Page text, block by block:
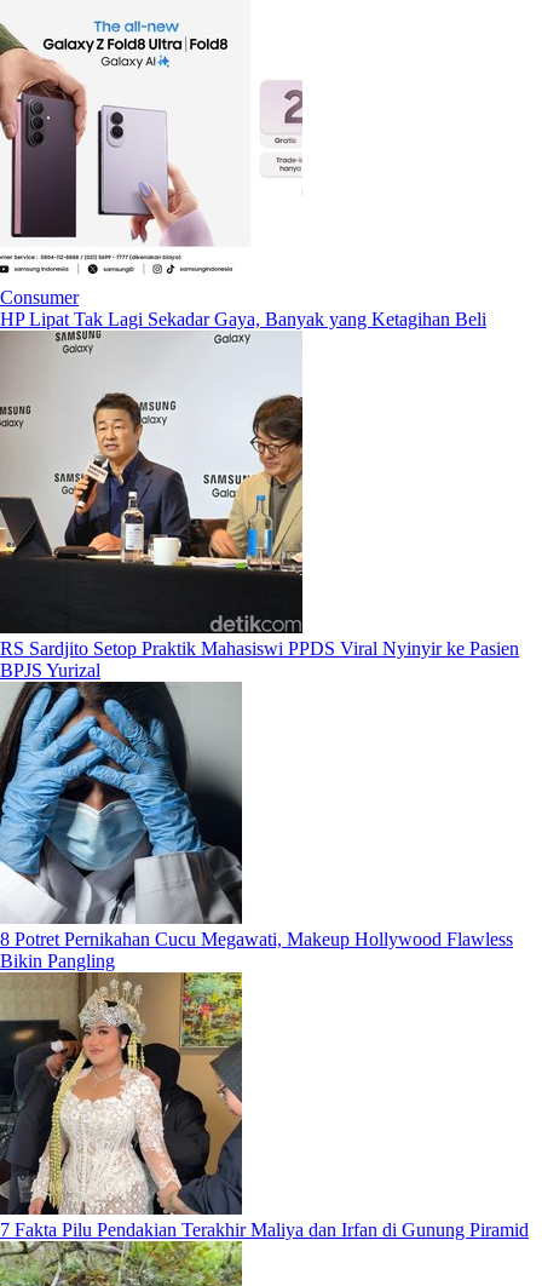
Consumer
HP Lipat Tak Lagi Sekadar Gaya, Banyak yang Ketagihan Beli
RS Sardjito Setop Praktik Mahasiswi PPDS Viral Nyinyir ke Pasien
BPJS Yurizal
8 Potret Pernikahan Cucu Megawati, Makeup Hollywood Flawless
Bikin Pangling
7 Fakta Pilu Pendakian Terakhir Maliya dan Irfan di Gunung Piramid